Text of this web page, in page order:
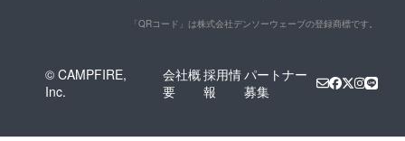
「QRコード」は株式会社デンソーウェーブの登録商標です。
© CAMPFIRE,
Inc.
会社概
要
採用情
報
パートナー
募集